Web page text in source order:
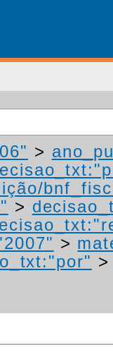
>
>
>
>